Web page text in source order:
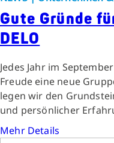
Gute Gründe
DELO
Jedes Jahr im
Freude eine neue
legen wir den
und persönlicher
Mehr Details